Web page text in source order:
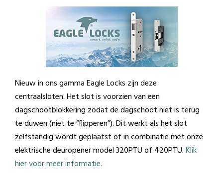
Nieuw in ons gamma Eagle Locks zijn deze
centraalsloten. Het slot is voorzien van een
dagschootblokkering zodat de dagschoot niet is terug
te duwen (niet te “flipperen”). Dit werkt als het slot
zelfstandig wordt geplaatst of in combinatie met onze
elektrische deuropener model 320PTU of 420PTU.Klik
hier voor meer informatie.